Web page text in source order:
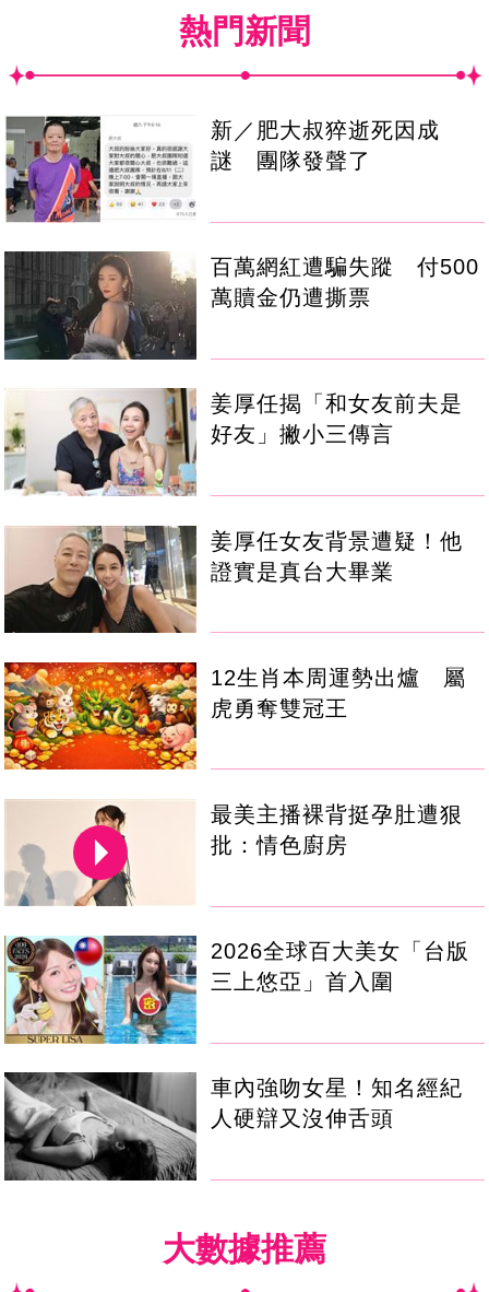
熱門新聞
新／肥大叔猝逝死因成
謎 團隊發聲了
百萬網紅遭騙失蹤 付500
萬贖金仍遭撕票
姜厚任揭「和女友前夫是
好友」撇小三傳言
姜厚任女友背景遭疑！他
證實是真台大畢業
12生肖本周運勢出爐 屬
虎勇奪雙冠王
最美主播裸背挺孕肚遭狠
批：情色廚房
2026全球百大美女「台版
三上悠亞」首入圍
車內強吻女星！知名經紀
人硬辯又沒伸舌頭
大數據推薦